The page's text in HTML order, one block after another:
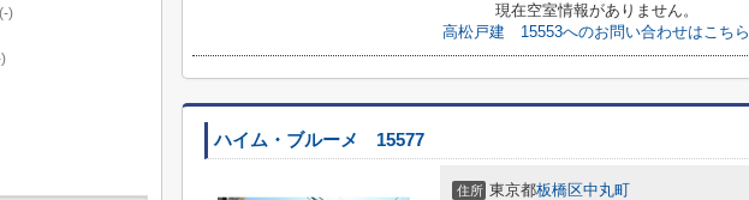
現在空室情報がありません。
高松戸建 15553へのお問い合わせはこちら
ハイム・ブルーメ 15577
住所 東京都板橋区中丸町
(-)